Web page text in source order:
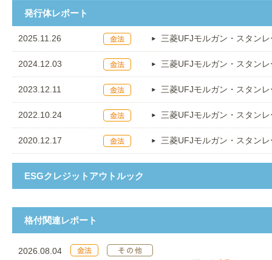
発行体レポート
2025.11.26 三菱UFJモルガン・スタン
2024.12.03 三菱UFJモルガン・スタン
2023.12.11 三菱UFJモルガン・スタン
2022.10.24 三菱UFJモルガン・スタン
2020.12.17 三菱UFJモルガン・スタン
ESGクレジットアウトルック
格付関連レポート
2026.08.04